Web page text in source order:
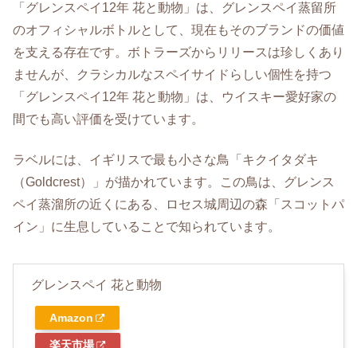
「グレンスペイ12年 花と動物」は、グレンスペイ蒸留所
のオフィシャルボトルとして、現在もそのブランドの価値
を支える存在です。ボトラーズからリリースは珍しくあり
ませんが、クラシカルなスペイサイドらしい個性を持つ
「グレンスペイ12年 花と動物」は、ウイスキー愛好家の
間でも高い評価を受けています。
ラベルには、イギリスで最も小さな鳥「キクイタダキ
（Goldcrest）」が描かれています。この鳥は、グレンス
ペイ蒸溜所の近くにある、ロセス城周辺の森「スコットパ
イン」に生息していることで知られています。
グレンスペイ 花と動物
Amazon
楽天市場